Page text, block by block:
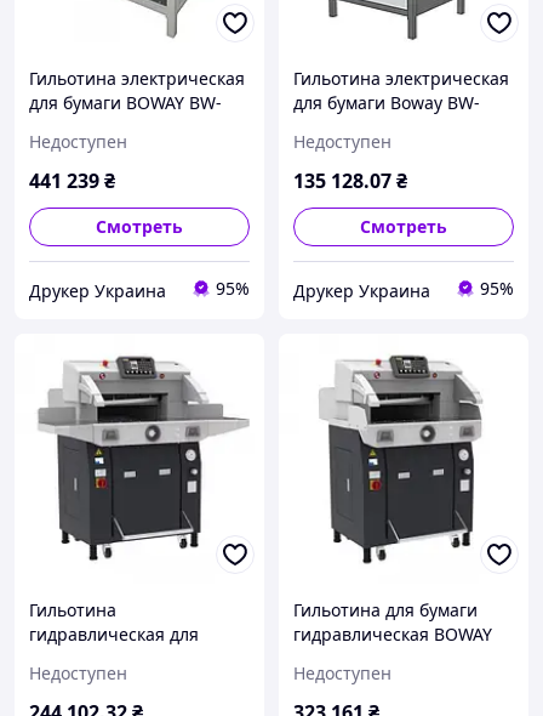
Гильотина электрическая
для бумаги BOWAY BW-
Недоступен
441 239₴
Смотреть
Друкер Украина 95%
Гильотина электрическая
для бумаги Boway BW-
Недоступен
135 128.07₴
Смотреть
Друкер Украина 95%
Гильотина
гидравлическая для
V9, с подставкой
Недоступен
Гильотина для бумаги
гидравлическая BOWAY
подставкой
Недоступен